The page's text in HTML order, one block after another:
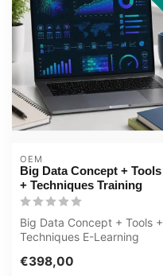
OEM
Big Data Concept + Tools
+ Techniques Training
Big Data Concept + Tools +
Techniques E-Learning
Teach...
€398,00